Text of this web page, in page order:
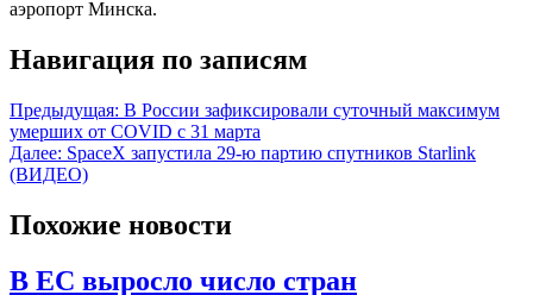
аэропорт Минска.
Навигация по записям
Предыдущая: В России зафиксировали суточный максимум
умерших от COVID с 31 марта
Далее: SpaceX запустила 29-ю партию спутников Starlink
(ВИДЕО)
Похожие новости
В ЕС выросло число стран